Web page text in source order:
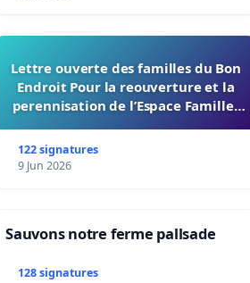
Lettre ouverte des familles du Bon
Endroit Pour la reouverture et la
perennisation de l’Espace Familles
122 signatures
9 Jun 2026
Sauvons notre ferme pallsade
128 signatures